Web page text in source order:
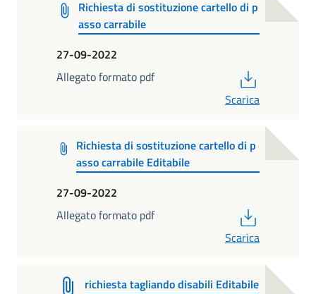
Richiesta di sostituzione cartello di p
asso carrabile
27-09-2022
Allegato formato pdf
Scarica
Richiesta di sostituzione cartello di p
asso carrabile Editabile
27-09-2022
Allegato formato pdf
Scarica
richiesta tagliando disabili Editabile